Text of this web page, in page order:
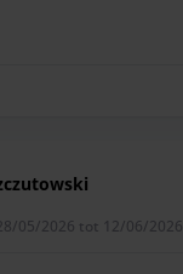
05/2026 tot 12/06/2026